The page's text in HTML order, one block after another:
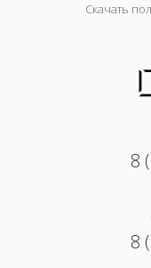
Скачать
8
8